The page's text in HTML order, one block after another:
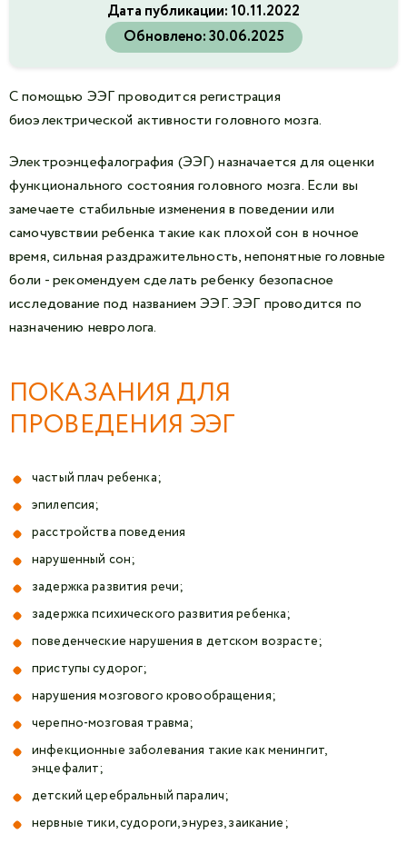
Дата публикации:10.11.2022
Обновлено:30.06.2025
С помощью ЭЭГ проводится регистрация
биоэлектрической активности головного мозга.
Электроэнцефалография (ЭЭГ) назначается для оценки
функционального состояния головного мозга. Если вы
замечаете стабильные изменения в поведении или
самочувствии ребенка такие как плохой сон в ночное
время, сильная раздражительность, непонятные головные
боли - рекомендуем сделать ребенку безопасное
исследование под названием ЭЭГ. ЭЭГ проводится по
назначению невролога.
ПОКАЗАНИЯ ДЛЯ
ПРОВЕДЕНИЯ ЭЭГ
частый плач ребенка;
эпилепсия;
расстройства поведения
нарушенный сон;
задержка развития речи;
задержка психического развития ребенка;
поведенческие нарушения в детском возрасте;
приступы судорог;
нарушения мозгового кровообращения;
черепно-мозговая травма;
инфекционные заболевания такие как менингит,
энцефалит;
детский церебральный паралич;
нервные тики, судороги, энурез, заикание;